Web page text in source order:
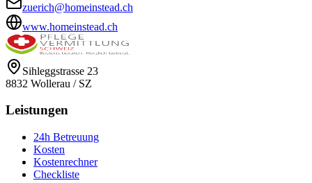
zuerich@homeinstead.ch
www.homeinstead.ch
Sihleggstrasse 23
8832 Wollerau / SZ
Leistungen
24h Betreuung
Kosten
Kostenrechner
Checkliste